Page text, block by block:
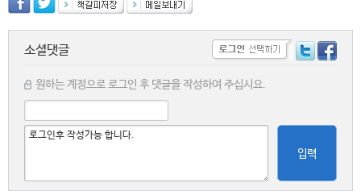
소셜댓글
원하는 계정으로 로그인 후 댓글을 작성하여 주십시요.
입력